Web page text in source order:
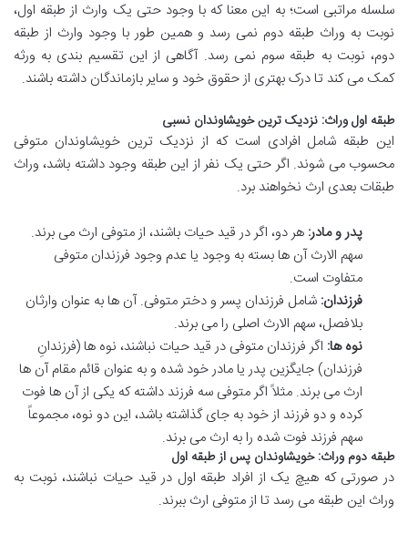
سلسله مراتبی است؛ به این معنا که با وجود حتی یک وارث از طبقه اول،
نوبت به وراث طبقه دوم نمی رسد و همین طور با وجود وارث از طبقه
دوم، نوبت به طبقه سوم نمی رسد. آگاهی از این تقسیم بندی به ورثه
کمک می کند تا درک بهتری از حقوق خود و سایر بازماندگان داشته باشند.
طبقه اول وراث: نزدیک ترین خویشاوندان نسبی
این طبقه شامل افرادی است که از نزدیک ترین خویشاوندان متوفی
محسوب می شوند. اگر حتی یک نفر از این طبقه وجود داشته باشد، وراث
طبقات بعدی ارث نخواهند برد.
پدر و مادر: هر دو، اگر در قید حیات باشند، از متوفی ارث می برند.
سهم الارث آن ها بسته به وجود یا عدم وجود فرزندان متوفی
متفاوت است.
فرزندان: شامل فرزندان پسر و دختر متوفی. آن ها به عنوان وارثان
بلافصل، سهم الارث اصلی را می برند.
نوه ها: اگر فرزندان متوفی در قید حیات نباشند، نوه ها (فرزندانِ
فرزندان) جایگزین پدر یا مادر خود شده و به عنوان قائم مقام آن ها
ارث می برند. مثلاً اگر متوفی سه فرزند داشته که یکی از آن ها فوت
کرده و دو فرزند از خود به جای گذاشته باشد، این دو نوه، مجموعاً
سهم فرزند فوت شده را به ارث می برند.
طبقه دوم وراث: خویشاوندان پس از طبقه اول
در صورتی که هیچ یک از افراد طبقه اول در قید حیات نباشند، نوبت به
وراث این طبقه می رسد تا از متوفی ارث ببرند.